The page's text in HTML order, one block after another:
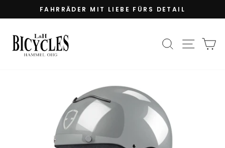
zum
Pause
FAHRRÄDER MIT LIEBE FÜRS DETAIL
SUCHE